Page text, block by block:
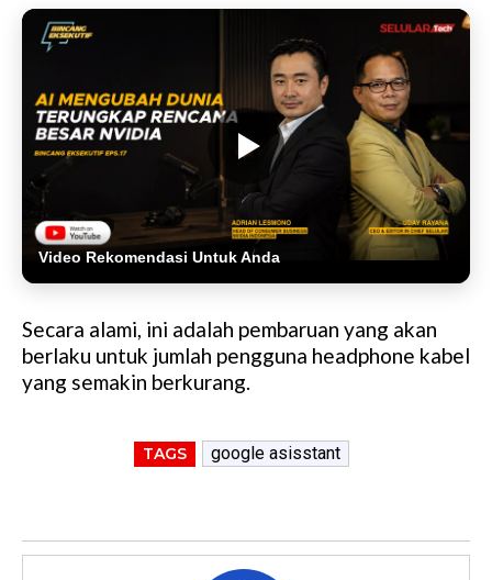
Video Rekomendasi Untuk Anda
Secara alami, ini adalah pembaruan yang akan
berlaku untuk jumlah pengguna headphone kabel
yang semakin berkurang.
TAGS google asisstant